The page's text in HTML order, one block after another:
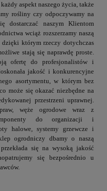
aspekt naszego życia, także
rośliny czy odpoczywamy na
dostarczać naszym Klientom
wciąż rozszerzamy naszą
którym rzeczy dotychczas
stają się naprawdę proste.
ofertę do profesjonalistów i
jakość i konkurencyjne
asortymentu, w którym bez
może się okazać niezbędne na
przestrzeni uprawnej.
węże ogrodowe wraz z
do organizacji i
halowe, systemy grzewcze i
ogrodniczy dbamy o naszą
się na wysoką jakość
się bezpośrednio u